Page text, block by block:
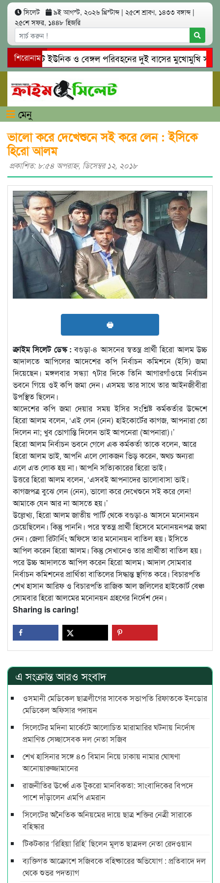
সিলেট ৯ই আগস্ট, ২০২৬ খ্রিস্টাব্দ | ২৫শে শ্রাবণ, ১৪৩৩ বঙ্গাব্দ |
২৫শে সফর, ১৪৪৮ হিজরি
শিরোনাম
সিলেটে ইউনিক ও বেঙ্গল পরিবহনের দুই বাসের মুখোমুখি
গোয়াইনঘাটে প্রেমের ফাঁদে তরুণী পাচার: মাদকাসক্ত রিমালকে
মেনু
ভালো করে দেখেশুনে সই করে লেন : ইসিকে
হিরো আলম
প্রকাশিত: ৮:৫৪ অপরাহ্ণ, ডিসেম্বর ১২, ২০১৮
🖶
ক্রাইম সিলেট ডেস্ক : বগুড়া-৪ আসনের স্বতন্ত্র প্রার্থী হিরো আলম উচ্চ
আদালতে আপিলের আদেশের কপি নির্বাচন কমিশনে (ইসি) জমা
দিয়েছেন। মঙ্গলবার সন্ধ্যা ৭টার দিকে তিনি আগারগাঁওয়ে নির্বাচন
ভবনে গিয়ে ওই কপি জমা দেন। এসময় তার সাথে তার আইনজীবীরা
উপস্থিত ছিলেন।
আদেশের কপি জমা দেয়ার সময় ইসির সংশ্লিষ্ট কর্মকর্তার উদ্দেশে
হিরো আলম বলেন, ‘এই লেন (নেন) হাইকোর্টের কাগজ, আপনারা তো
দিলেন না; খুব ভোগান্তি দিলেন ভাই আপনেরা (আপনারা)।’
হিরো আলম নির্বাচন ভবনে গেলে এক কর্মকর্তা তাকে বলেন, আরে
হিরো আলম ভাই, আপনি এলে লোকজন ভিড় করেন, অথচ অন্যরা
এলে এত লোক হয় না। আপনি সত্যিকারের হিরো ভাই।
উত্তরে হিরো আলম বলেন, ‘এসবই আপনাদের ভালোবাসা ভাই।
কাগজপত্র বুঝে লেন (নেন), ভালো করে দেখেশুনে সই করে লেন!
আমাকে যেন আর না আসতে হয়।’
উল্লেখ্য, হিরো আলম জাতীয় পার্টি থেকে বগুড়া-৪ আসনে মনোনয়ন
চেয়েছিলেন। কিন্তু পাননি। পরে স্বতন্ত্র প্রার্থী হিসেবে মনোনয়নপত্র জমা
দেন। জেলা রিটার্নিং অফিসে তার মনোনয়ন বাতিল হয়। ইসিতে
আপিল করেন হিরো আলম। কিন্তু সেখানেও তার প্রার্থীতা বাতিল হয়।
পরে উচ্চ আদালতে আপিল করেন হিরো আলম। আদাল সোমবার
নির্বাচন কমিশনের প্রার্থিতা বাতিলের সিদ্ধান্ত স্থগিত করে। বিচারপতি
শেখ হাসান আরিফ ও বিচারপতি রাজিক আল জলিলের হাইকোর্ট বেঞ্চ
সোমবার হিরো আলমের মনোনয়ন গ্রহণের নির্দেশ দেন।
Sharing is caring!
এ সংক্রান্ত আরও সংবাদ
ওসমানী মেডিকেল ছাত্রলীগের সাবেক সভাপতি রিফাতকে ইনডোর
মেডিকেল অফিসার পদায়ন
সিলেটের মদিনা মার্কেটে আলোচিত মারামারির ঘটনায় নির্দোষ
প্রমাণিত সেচ্ছাসেবক দল নেতা সজিব
শেখ হাসিনার সঙ্গে ৪০ বিমান নিয়ে ঢাকায় নামার ঘোষণা
আনোয়ারুজ্জামানের
রাজনীতির ঊর্ধ্বে এক টুকরো মানবিকতা: সাংবাদিকের বিপদে
পাশে দাঁড়ালেন এমপি এমরান
সিলেটের অনৈতিক অনিয়মের দায়ে ছাত্র শক্তির নেত্রী সারাকে
বহিস্কার
টিকটকার ‘রিহিয়া রিহি’ ছিলেন মূলত ছাত্রদল নেতা রেদওয়ান
ব্যক্তিগত আক্রোশে সজিবকে বহিষ্কারের অভিযোগ : প্রতিবাদে দল
থেকে শুভর পদত্যাগ